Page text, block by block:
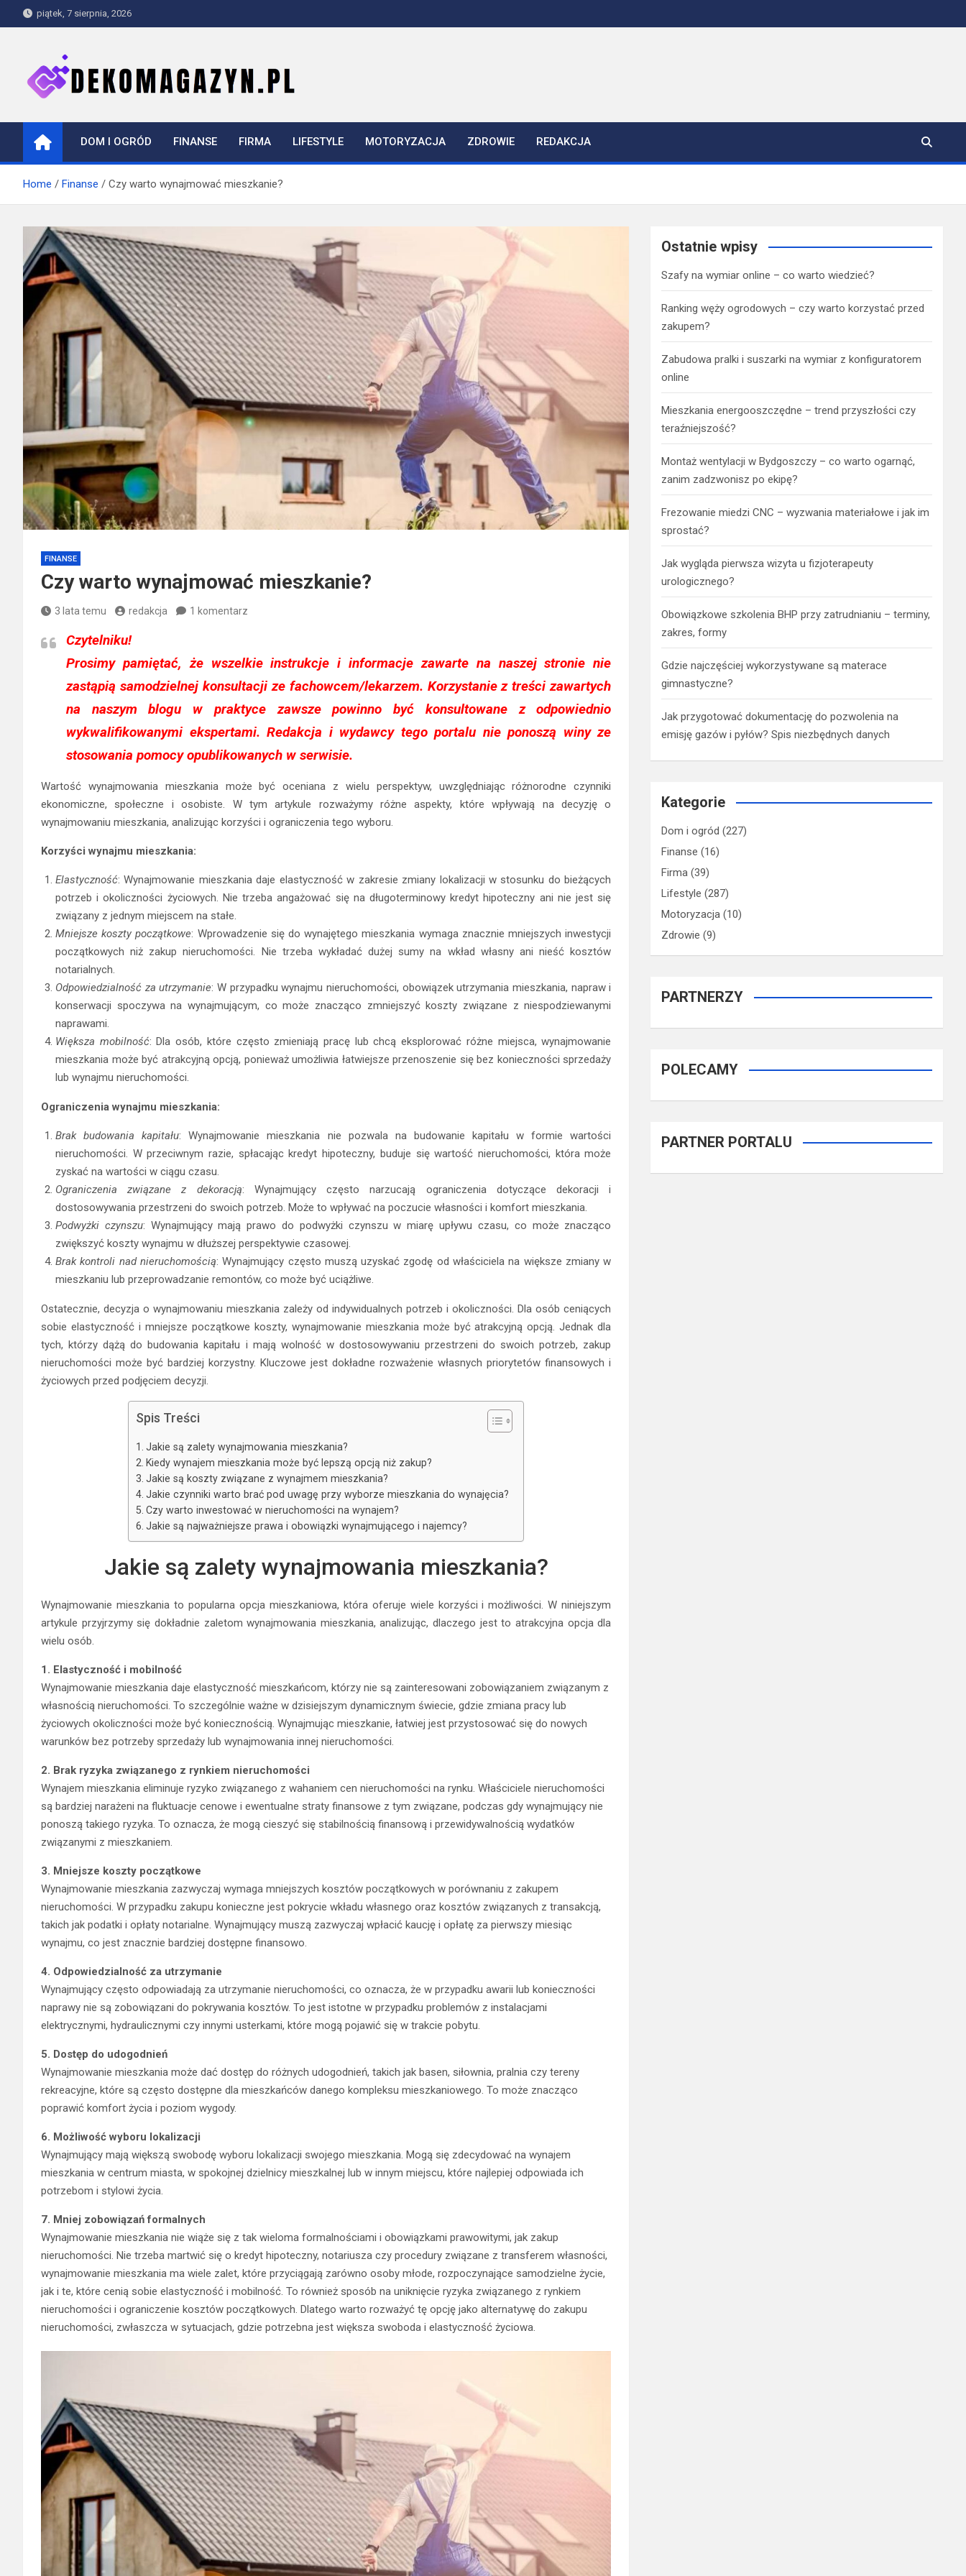
to
piątek, 7 sierpnia, 2026
dekomagazyn.pl
DOM I OGRÓD FINANSE FIRMA LIFESTYLE MOTORYZACJA ZDROWIE REDAKCJA
Home Finanse Czy warto wynajmować mieszkanie?
FINANSE
Czy warto wynajmować mieszkanie?
3 lata temu redakcja 1 komentarz
Czytelniku!
Prosimy pamiętać, że wszelkie instrukcje i informacje zawarte na naszej stronie nie
zastąpią samodzielnej konsultacji ze fachowcem/lekarzem. Korzystanie z treści zawartych
na naszym blogu w praktyce zawsze powinno być konsultowane z odpowiednio
wykwalifikowanymi ekspertami. Redakcja i wydawcy tego portalu nie ponoszą winy ze
stosowania pomocy opublikowanych w serwisie.
Wartość wynajmowania mieszkania może być oceniana z wielu perspektyw, uwzględniając różnorodne czynniki
ekonomiczne, społeczne i osobiste. W tym artykule rozważymy różne aspekty, które wpływają na decyzję o
wynajmowaniu mieszkania, analizując korzyści i ograniczenia tego wyboru.
Korzyści wynajmu mieszkania:
Elastyczność: Wynajmowanie mieszkania daje elastyczność w zakresie zmiany lokalizacji w stosunku do bieżących
potrzeb i okoliczności życiowych. Nie trzeba angażować się na długoterminowy kredyt hipoteczny ani nie jest się
związany z jednym miejscem na stałe.
Mniejsze koszty początkowe: Wprowadzenie się do wynajętego mieszkania wymaga znacznie mniejszych inwestycji
początkowych niż zakup nieruchomości. Nie trzeba wykładać dużej sumy na wkład własny ani nieść kosztów
notarialnych.
Odpowiedzialność za utrzymanie: W przypadku wynajmu nieruchomości, obowiązek utrzymania mieszkania, napraw i
konserwacji spoczywa na wynajmującym, co może znacząco zmniejszyć koszty związane z niespodziewanymi
naprawami.
Większa mobilność: Dla osób, które często zmieniają pracę lub chcą eksplorować różne miejsca, wynajmowanie
mieszkania może być atrakcyjną opcją, ponieważ umożliwia łatwiejsze przenoszenie się bez konieczności sprzedaży
lub wynajmu nieruchomości.
Ograniczenia wynajmu mieszkania:
Brak budowania kapitału: Wynajmowanie mieszkania nie pozwala na budowanie kapitału w formie wartości
nieruchomości. W przeciwnym razie, spłacając kredyt hipoteczny, buduje się wartość nieruchomości, która może
zyskać na wartości w ciągu czasu.
Ograniczenia związane z dekoracją: Wynajmujący często narzucają ograniczenia dotyczące dekoracji i
dostosowywania przestrzeni do swoich potrzeb. Może to wpływać na poczucie własności i komfort mieszkania.
Podwyżki czynszu: Wynajmujący mają prawo do podwyżki czynszu w miarę upływu czasu, co może znacząco
zwiększyć koszty wynajmu w dłuższej perspektywie czasowej.
Brak kontroli nad nieruchomością: Wynajmujący często muszą uzyskać zgodę od właściciela na większe zmiany w
mieszkaniu lub przeprowadzanie remontów, co może być uciążliwe.
Ostatecznie, decyzja o wynajmowaniu mieszkania zależy od indywidualnych potrzeb i okoliczności. Dla osób ceniących
sobie elastyczność i mniejsze początkowe koszty, wynajmowanie mieszkania może być atrakcyjną opcją. Jednak dla
tych, którzy dążą do budowania kapitału i mają wolność w dostosowywaniu przestrzeni do swoich potrzeb, zakup
nieruchomości może być bardziej korzystny. Kluczowe jest dokładne rozważenie własnych priorytetów finansowych i
życiowych przed podjęciem decyzji.
Spis Treści
Jakie są zalety wynajmowania mieszkania?
Kiedy wynajem mieszkania może być lepszą opcją niż zakup?
Jakie są koszty związane z wynajmem mieszkania?
Jakie czynniki warto brać pod uwagę przy wyborze mieszkania do wynajęcia?
Czy warto inwestować w nieruchomości na wynajem?
Jakie są najważniejsze prawa i obowiązki wynajmującego i najemcy?
Jakie są zalety wynajmowania mieszkania?
Wynajmowanie mieszkania to popularna opcja mieszkaniowa, która oferuje wiele korzyści i możliwości. W niniejszym
artykule przyjrzymy się dokładnie zaletom wynajmowania mieszkania, analizując, dlaczego jest to atrakcyjna opcja dla
wielu osób.
1. Elastyczność i mobilność
Wynajmowanie mieszkania daje elastyczność mieszkańcom, którzy nie są zainteresowani zobowiązaniem związanym z
własnością nieruchomości. To szczególnie ważne w dzisiejszym dynamicznym świecie, gdzie zmiana pracy lub
życiowych okoliczności może być koniecznością. Wynajmując mieszkanie, łatwiej jest przystosować się do nowych
warunków bez potrzeby sprzedaży lub wynajmowania innej nieruchomości.
2. Brak ryzyka związanego z rynkiem nieruchomości
Wynajem mieszkania eliminuje ryzyko związanego z wahaniem cen nieruchomości na rynku. Właściciele nieruchomości
są bardziej narażeni na fluktuacje cenowe i ewentualne straty finansowe z tym związane, podczas gdy wynajmujący nie
ponoszą takiego ryzyka. To oznacza, że ​​mogą cieszyć się stabilnością finansową i przewidywalnością wydatków
związanymi z mieszkaniem.
3. Mniejsze koszty początkowe
Wynajmowanie mieszkania zazwyczaj wymaga mniejszych kosztów początkowych w porównaniu z zakupem
nieruchomości. W przypadku zakupu konieczne jest pokrycie wkładu własnego oraz kosztów związanych z transakcją,
takich jak podatki i opłaty notarialne. Wynajmujący muszą zazwyczaj wpłacić kaucję i opłatę za pierwszy miesiąc
wynajmu, co jest znacznie bardziej dostępne finansowo.
4. Odpowiedzialność za utrzymanie
Wynajmujący często odpowiadają za utrzymanie nieruchomości, co oznacza, że ​​w przypadku awarii lub konieczności
naprawy nie są zobowiązani do pokrywania kosztów. To jest istotne w przypadku problemów z instalacjami
elektrycznymi, hydraulicznymi czy innymi usterkami, które mogą pojawić się w trakcie pobytu.
5. Dostęp do udogodnień
Wynajmowanie mieszkania może dać dostęp do różnych udogodnień, takich jak basen, siłownia, pralnia czy tereny
rekreacyjne, które są często dostępne dla mieszkańców danego kompleksu mieszkaniowego. To może znacząco
poprawić komfort życia i poziom wygody.
6. Możliwość wyboru lokalizacji
Wynajmujący mają większą swobodę wyboru lokalizacji swojego mieszkania. Mogą się zdecydować na wynajem
mieszkania w centrum miasta, w spokojnej dzielnicy mieszkalnej lub w innym miejscu, które najlepiej odpowiada ich
potrzebom i stylowi życia.
7. Mniej zobowiązań formalnych
Wynajmowanie mieszkania nie wiąże się z tak wieloma formalnościami i obowiązkami prawowitymi, jak zakup
nieruchomości. Nie trzeba martwić się o kredyt hipoteczny, notariusza czy procedury związane z transferem własności,
wynajmowanie mieszkania ma wiele zalet, które przyciągają zarówno osoby młode, rozpoczynające samodzielne życie,
jak i te, które cenią sobie elastyczność i mobilność. To również sposób na uniknięcie ryzyka związanego z rynkiem
nieruchomości i ograniczenie kosztów początkowych. Dlatego warto rozważyć tę opcję jako alternatywę do zakupu
nieruchomości, zwłaszcza w sytuacjach, gdzie potrzebna jest większa swoboda i elastyczność życiowa.
Ostatnie wpisy
Szafy na wymiar online – co warto wiedzieć?
Ranking węży ogrodowych – czy warto korzystać przed
zakupem?
Zabudowa pralki i suszarki na wymiar z konfiguratorem
online
Mieszkania energooszczędne – trend przyszłości czy
teraźniejszość?
Montaż wentylacji w Bydgoszczy – co warto ogarnąć,
zanim zadzwonisz po ekipę?
Frezowanie miedzi CNC – wyzwania materiałowe i jak im
sprostać?
Jak wygląda pierwsza wizyta u fizjoterapeuty
urologicznego?
Obowiązkowe szkolenia BHP przy zatrudnianiu – terminy,
zakres, formy
Gdzie najczęściej wykorzystywane są materace
gimnastyczne?
Jak przygotować dokumentację do pozwolenia na
emisję gazów i pyłów? Spis niezbędnych danych
Kategorie
Dom i ogród (227)
Finanse (16)
Firma (39)
Lifestyle (287)
Motoryzacja (10)
Zdrowie (9)
PARTNERZY
POLECAMY
PARTNER PORTALU